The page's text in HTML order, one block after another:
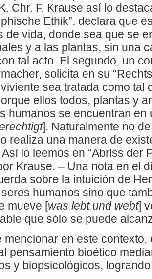
Chr. F. Krause así lo
Ethik”, declara que
de vida, donde sea que se
y a las plantas, sin una
tal acto. El segundo, un
solicita en su
sea tratada como tal
ellos todos, plantas y
humanos se encuentran en
]. Naturalmente no
realiza una manera de
lo leemos en “Abriss der
Krause. – Una nota en el
sobre la intuición de
humanos sino que
mueve [was lebt und webt]
que sólo se puede
mencionar en este contexto,
pensamiento bioético
y biopsicológicos,